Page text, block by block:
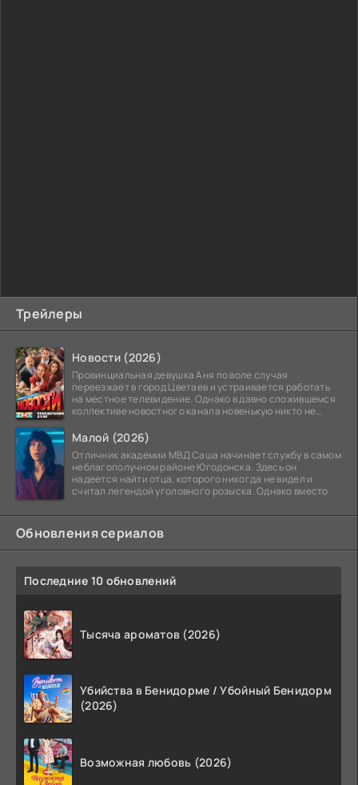
Трейлеры
Новости (2026)
Провинциальная девушка Аня по воле случая
переезжает в город Цветаев и устраивается работать
на местное телевидение. Однако в давно сложившемся
коллективе новостного канала новенькую никто не
Малой (2026)
Отличник академии МВД Саша начинает службу в самом
неблагополучном районе Югодонска. Здесь он
надеется найти отца, которого никогда не видел и
считал легендой уголовного розыска. Однако вместо
Обновления сериалов
Последние 10 обновлений
Тысяча ароматов (2026)
Убийства в Бенидорме / Убойный Бенидорм
(2026)
Возможная любовь (2026)